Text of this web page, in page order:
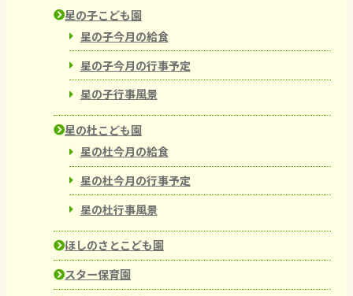
星の子こども園
星の子今月の給食
星の子今月の行事予定
星の子行事風景
星の杜こども園
星の杜今月の給食
星の杜今月の行事予定
星の杜行事風景
ほしのさとこども園
スター保育園